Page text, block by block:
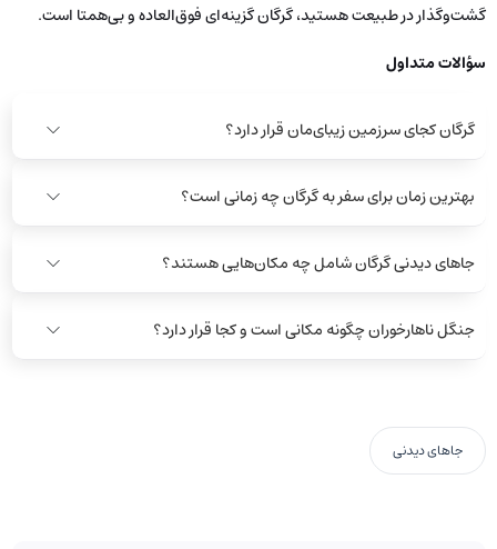
گشت‌وگذار در طبیعت هستید، گرگان گزینه‌ای فوق‌العاده و بی‌همتا است.
سؤالات متداول
گرگان کجای سرزمین زیبای‌مان قرار دارد؟
بهترین زمان برای سفر به گرگان چه زمانی است؟
جاهای دیدنی گرگان شامل چه مکان‌هایی هستند؟
جنگل ناهارخوران چگونه مکانی است و کجا قرار دارد؟
جاهای دیدنی